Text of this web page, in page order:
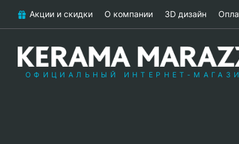
Акции и скидки О компании 3D дизайн
ОФИЦИАЛЬНЫЙ ИНТЕРНЕТ-